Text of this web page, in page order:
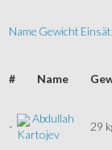
Name Gewicht
# Name
-
Abdullah
Kartojev
29